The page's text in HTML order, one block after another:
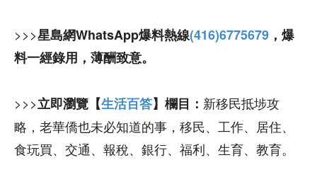
>>>星島網WhatsApp爆料熱線(416)6775679 ，爆
料一經錄用，薄酬致意。
>>>立即瀏覽【生活百答】欄目： 新移民抵埗攻
略，老華僑也未必知道的事，移民、工作、居住、
食玩買、交通、報稅、銀行、福利、生育、教育。